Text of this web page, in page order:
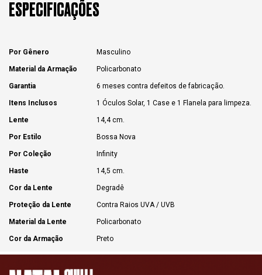
ESPECIFICAÇÕES
Por Gênero Masculino
Material da Armação Policarbonato
Garantia 6 meses contra defeitos de fabricação.
Itens Inclusos 1 Óculos Solar, 1 Case e 1 Flanela para limpeza.
Lente 14,4 cm.
Por Estilo Bossa Nova
Por Coleção Infinity
Haste 14,5 cm.
Cor da Lente Degradê
Proteção da Lente Contra Raios UVA / UVB
Material da Lente Policarbonato
Cor da Armação Preto